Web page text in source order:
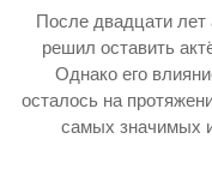
После двадцати лет
решил оставить
Однако его
осталось на
самых значимых